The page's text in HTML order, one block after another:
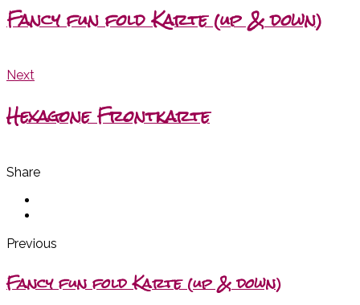
Fancy fun fold Karte (up & down)
Next
Hexagone Frontkarte
Share
Previous
Fancy fun fold Karte (up & down)